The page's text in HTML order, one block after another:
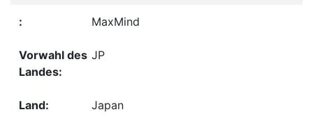
MaxMind
JP
Japan